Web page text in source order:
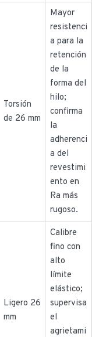
Torsión
de 26 mm
Mayor
resistenci
a para la
retención
de la
forma del
hilo;
confirma
la
adherenci
a del
revestimi
ento en
Ra más
rugoso.
Ligero 26
mm
Calibre
fino con
alto
límite
elástico;
supervisa
el
agrietami